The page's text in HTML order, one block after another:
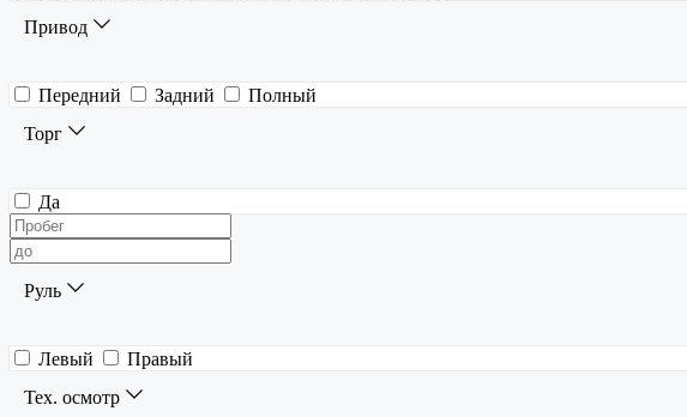
Привод
Передний Задний
Полный
Торг
Да
Руль
Левый
Правый
Тех. осмотр